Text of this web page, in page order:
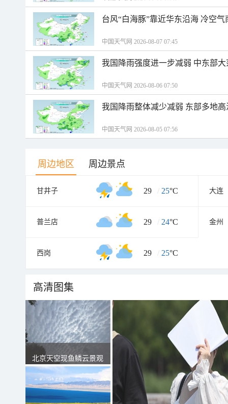
台风“白海豚”靠近华东沿海 冷空
中国天气网 2026-08-07 07:45
我国降雨强度进一步减弱 中东部
中国天气网 2026-08-06 07:50
我国降雨整体减少减弱 东部多地
中国天气网 2026-08-05 07:56
周边地区 周边景点
甘井子 29 / 25°C 大连
普兰店 29 / 24°C 金州
西岗 29 / 25°C
高清图集
北京天空现鱼鳞云景观